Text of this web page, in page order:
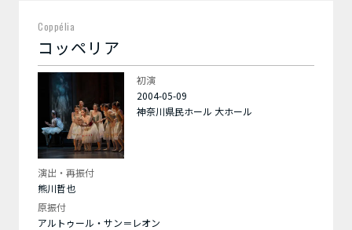
Coppélia
コッペリア
初演
2004-05-09
神奈川県民ホール 大ホール
演出・再振付
熊川哲也
原振付
アルトゥール・サン＝レオン